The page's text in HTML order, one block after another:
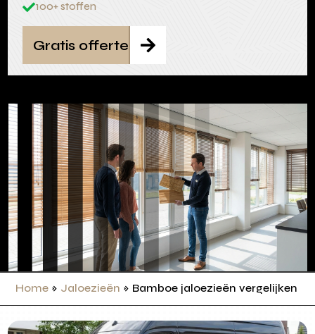
100+ stoffen

Gratis offerte
Home » Jaloezieën » Bamboe jaloezieën vergelijken